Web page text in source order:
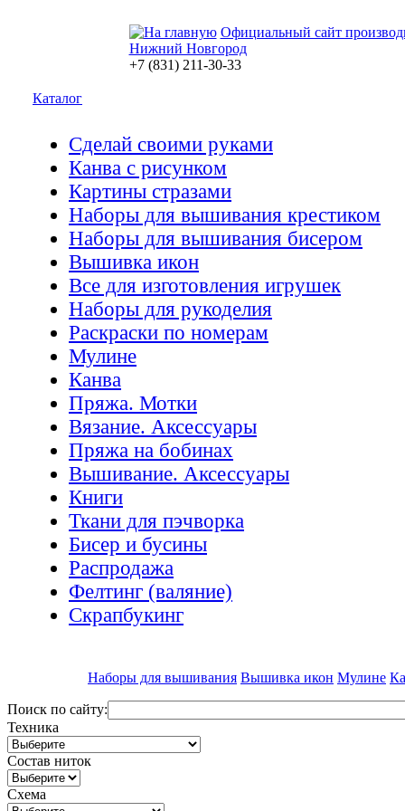
Официальный сайт
Нижний Новгород
+7 (831) 211-30-33
Каталог
Сделай своими руками
Канва с рисунком
Картины стразами
Наборы для вышивания крестиком
Наборы для вышивания бисером
Вышивка икон
Все для изготовления игрушек
Наборы для рукоделия
Раскраски по номерам
Мулине
Канва
Пряжа. Мотки
Вязание. Аксессуары
Пряжа на бобинах
Вышивание. Аксессуары
Книги
Ткани для пэчворка
Бисер и бусины
Распродажа
Фелтинг (валяние)
Скрапбукинг
Наборы для вышивания Вышивка икон Мулине
Поиск по сайту:
Техника
Состав ниток
Схема